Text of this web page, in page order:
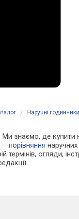
/ Наручні годинники
Ми знаємо, де
—порівняння
термінів, огляди,